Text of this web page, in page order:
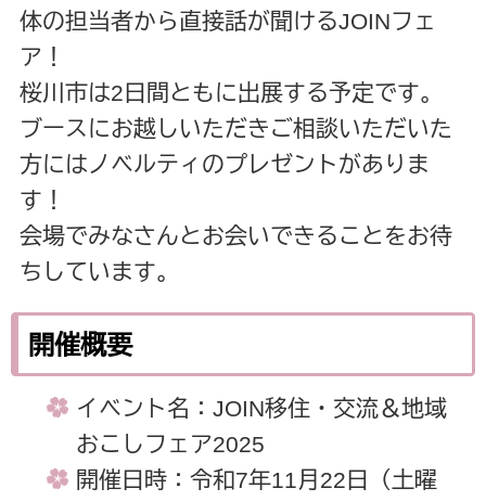
体の担当者から直接話が聞けるJOINフェ
ア！
桜川市は2日間ともに出展する予定です。
ブースにお越しいただきご相談いただいた
方にはノベルティのプレゼントがありま
す！
会場でみなさんとお会いできることをお待
ちしています。
開催概要
イベント名：JOIN移住・交流＆地域
おこしフェア2025
開催日時：令和7年11月22日（土曜